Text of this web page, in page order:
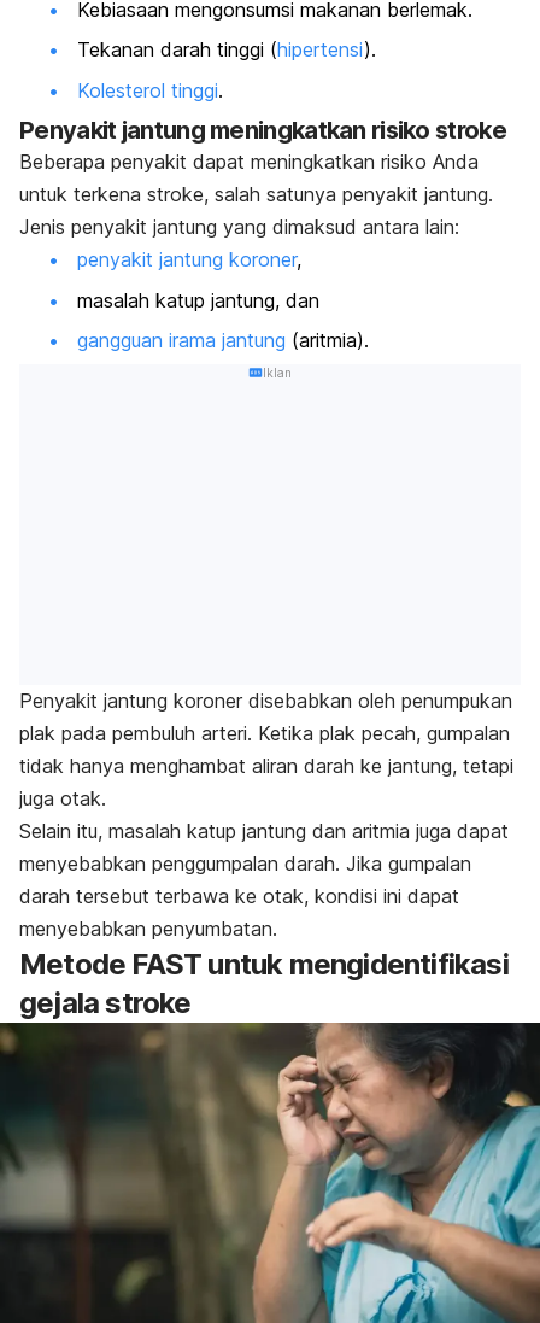
Kebiasaan mengonsumsi makanan berlemak.
Tekanan darah tinggi (hipertensi).
Kolesterol tinggi.
Penyakit jantung meningkatkan risiko stroke
Beberapa penyakit dapat meningkatkan risiko Anda
untuk terkena stroke, salah satunya penyakit jantung.
Jenis penyakit jantung yang dimaksud antara lain:
penyakit jantung koroner,
masalah katup jantung, dan
gangguan irama jantung (aritmia).
Iklan
Penyakit jantung koroner disebabkan oleh penumpukan
plak pada pembuluh arteri. Ketika plak pecah, gumpalan
tidak hanya menghambat aliran darah ke jantung, tetapi
juga otak.
Selain itu, masalah katup jantung dan aritmia juga dapat
menyebabkan penggumpalan darah. Jika gumpalan
darah tersebut terbawa ke otak, kondisi ini dapat
menyebabkan penyumbatan.
Metode FAST untuk mengidentifikasi
gejala stroke